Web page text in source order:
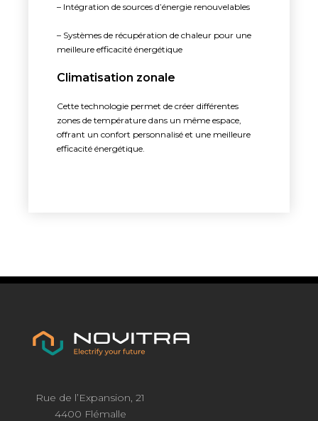
– Intégration de sources d’énergie renouvelables
– Systèmes de récupération de chaleur pour une
meilleure efficacité énergétique
Climatisation zonale
Cette technologie permet de créer différentes
zones de température dans un même espace,
offrant un confort personnalisé et une meilleure
efficacité énergétique.
Rue de l’Expansion, 21
4400 Flémalle